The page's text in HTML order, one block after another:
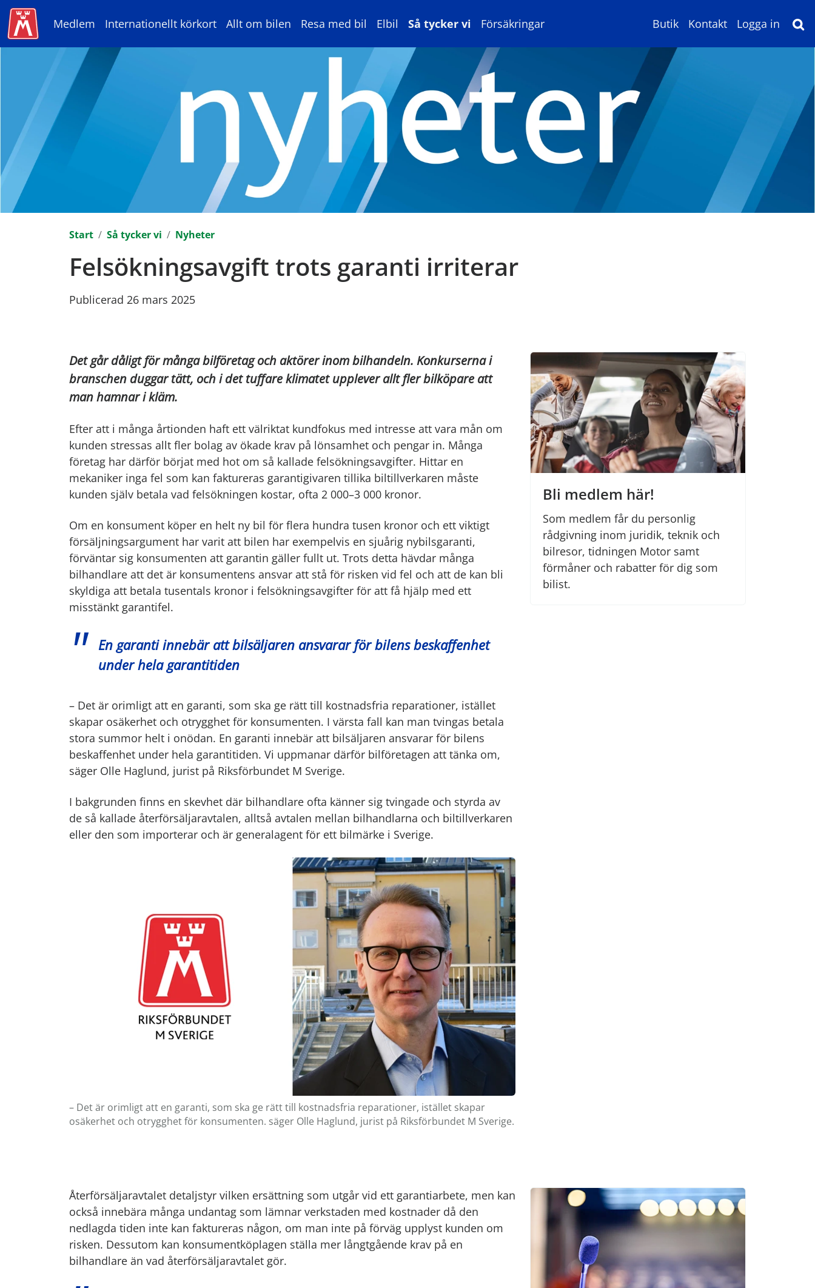
Medlem Internationellt körkort Allt om bilen Resa med bil Elbil Så tycker vi Försäkringar Butik Kontakt Logga in
Start Så tycker vi Nyheter
Felsökningsavgift trots garanti irriterar
Publicerad 26 mars 2025
Det går dåligt för många bilföretag och aktörer inom bilhandeln. Konkurserna i
branschen duggar tätt, och i det tuffare klimatet upplever allt fler bilköpare att
man hamnar i kläm.
Efter att i många årtionden haft ett välriktat kundfokus med intresse att vara mån om
kunden stressas allt fler bolag av ökade krav på lönsamhet och pengar in. Många
företag har därför börjat med hot om så kallade felsökningsavgifter. Hittar en
mekaniker inga fel som kan faktureras garantigivaren tillika biltillverkaren måste
kunden själv betala vad felsökningen kostar, ofta 2 000–3 000 kronor.
Om en konsument köper en helt ny bil för flera hundra tusen kronor och ett viktigt
försäljningsargument har varit att bilen har exempelvis en sjuårig nybilsgaranti,
förväntar sig konsumenten att garantin gäller fullt ut. Trots detta hävdar många
bilhandlare att det är konsumentens ansvar att stå för risken vid fel och att de kan bli
skyldiga att betala tusentals kronor i felsökningsavgifter för att få hjälp med ett
misstänkt garantifel.
En garanti innebär att bilsäljaren ansvarar för bilens beskaffenhet
under hela garantitiden
– Det är orimligt att en garanti, som ska ge rätt till kostnadsfria reparationer, istället
skapar osäkerhet och otrygghet för konsumenten. I värsta fall kan man tvingas betala
stora summor helt i onödan. En garanti innebär att bilsäljaren ansvarar för bilens
beskaffenhet under hela garantitiden. Vi uppmanar därför bilföretagen att tänka om,
säger Olle Haglund, jurist på Riksförbundet M Sverige.
I bakgrunden finns en skevhet där bilhandlare ofta känner sig tvingade och styrda av
de så kallade återförsäljaravtalen, alltså avtalen mellan bilhandlarna och biltillverkaren
eller den som importerar och är generalagent för ett bilmärke i Sverige.
– Det är orimligt att en garanti, som ska ge rätt till kostnadsfria reparationer, istället skapar
osäkerhet och otrygghet för konsumenten. säger Olle Haglund, jurist på Riksförbundet M Sverige.
Bli medlem här!
Som medlem får du personlig
rådgivning inom juridik, teknik och
bilresor, tidningen Motor samt
förmåner och rabatter för dig som
bilist.
Återförsäljaravtalet detaljstyr vilken ersättning som utgår vid ett garantiarbete, men kan
också innebära många undantag som lämnar verkstaden med kostnader då den
nedlagda tiden inte kan faktureras någon, om man inte på förväg upplyst kunden om
risken. Dessutom kan konsumentköplagen ställa mer långtgående krav på en
bilhandlare än vad återförsäljaravtalet gör.